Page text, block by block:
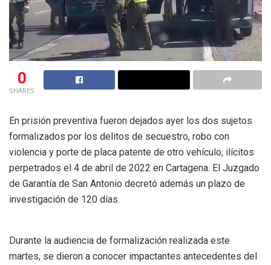
0
SHARES
En prisión preventiva fueron dejados ayer los dos sujetos
formalizados por los delitos de secuestro, robo con
violencia y porte de placa patente de otro vehículo, ilícitos
perpetrados el 4 de abril de 2022 en Cartagena. El Juzgado
de Garantía de San Antonio decretó además un plazo de
investigación de 120 días.
Durante la audiencia de formalización realizada este
martes, se dieron a conocer impactantes antecedentes del